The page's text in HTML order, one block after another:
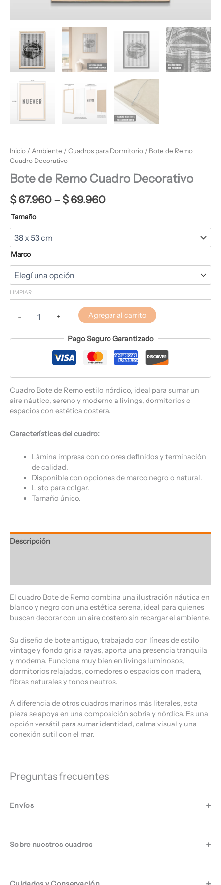
Inicio / Ambiente / Cuadros para Dormitorio / Bote de Remo
Cuadro Decorativo
Bote de Remo Cuadro Decorativo
$67.960– $69.960
Tamaño
Marco
LIMPIAR
- + Agregar al carrito
Pago Seguro Garantizado
Cuadro Bote de Remo estilo nórdico, ideal para sumar un
aire náutico, sereno y moderno a livings, dormitorios o
espacios con estética costera.
Características del cuadro:
Lámina impresa con colores definidos y terminación
de calidad.
Disponible con opciones de marco negro o natural.
Listo para colgar.
Tamaño único.
Descripción
El cuadro Bote de Remo combina una ilustración náutica en
blanco y negro con una estética serena, ideal para quienes
buscan decorar con un aire costero sin recargar el ambiente.
Su diseño de bote antiguo, trabajado con líneas de estilo
vintage y fondo gris a rayas, aporta una presencia tranquila
y moderna. Funciona muy bien en livings luminosos,
dormitorios relajados, comedores o espacios con madera,
fibras naturales y tonos neutros.
A diferencia de otros cuadros marinos más literales, esta
pieza se apoya en una composición sobria y nórdica. Es una
opción versátil para sumar identidad, calma visual y una
conexión sutil con el mar.
Preguntas frecuentes
Envíos
Sobre nuestros cuadros